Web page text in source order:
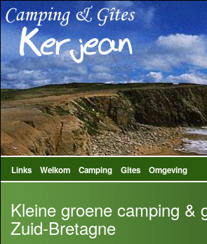
Links Welkom Camping Gites Omgeving
Kleine groene camping &
Zuid-Bretagne